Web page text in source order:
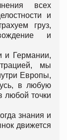
всех
и
груз,
и
и Германии,
мы
Европы,
в любую
любой точки
знания и
движется